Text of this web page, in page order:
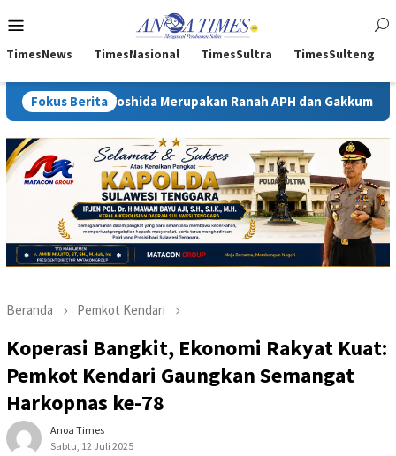
ke
Mobile
TimesNews TimesNasional TimesSultra TimesSulteng
Fokus Berita
Merupakan Ranah APH dan Gakkum ESDM Kejati
Beranda Pemkot Kendari
Koperasi Bangkit, Ekonomi Rakyat Kuat:
Pemkot Kendari Gaungkan Semangat
Harkopnas ke-78
Anoa Times
Sabtu, 12 Juli 2025